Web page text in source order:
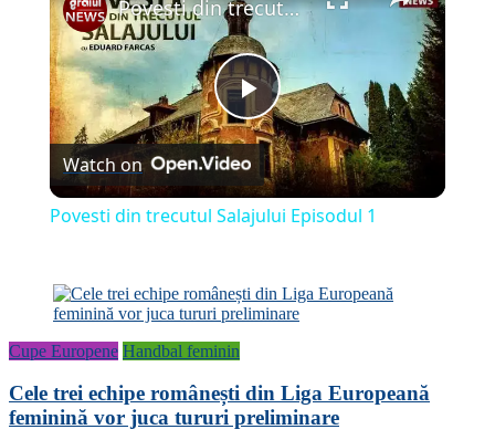
Play
Video
Povesti din trecutul Salajului Episodul 1
Watch on
Povesti din trecutul Salajului Episodul 1
Cupe Europene Handbal feminin
Cele trei echipe românești din Liga Europeană
feminină vor juca tururi preliminare